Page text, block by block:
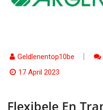
Geldlenentop10be
17 April 2023
Flexibele En